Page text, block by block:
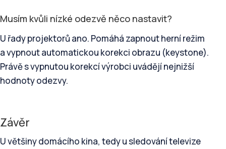
Musím kvůli nízké odezvě něco nastavit?
U řady projektorů ano. Pomáhá zapnout herní režim
a vypnout automatickou korekci obrazu (keystone).
Právě s vypnutou korekcí výrobci uvádějí nejnižší
hodnoty odezvy.
Závěr
U většiny domácího kina, tedy u sledování televize